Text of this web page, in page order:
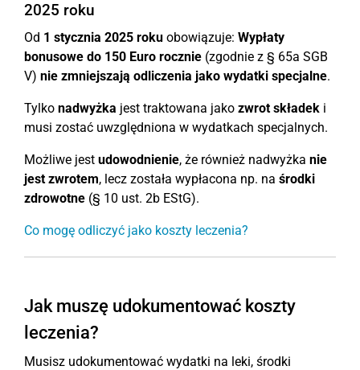
2025 roku
Od 1 stycznia 2025 roku obowiązuje: Wypłaty
bonusowe do 150 Euro rocznie (zgodnie z § 65a SGB
V) nie zmniejszają odliczenia jako wydatki specjalne.
Tylko nadwyżka jest traktowana jako zwrot składek i
musi zostać uwzględniona w wydatkach specjalnych.
Możliwe jest udowodnienie, że również nadwyżka nie
jest zwrotem, lecz została wypłacona np. na środki
zdrowotne (§ 10 ust. 2b EStG).
Co mogę odliczyć jako koszty leczenia?
Jak muszę udokumentować koszty
leczenia?
Musisz udokumentować wydatki na leki, środki